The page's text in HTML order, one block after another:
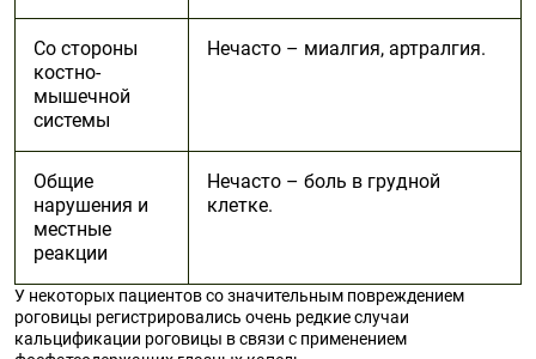
Со стороны
костно-
мышечной
системы
Нечасто – миалгия, артралгия.
Общие
нарушения и
местные
реакции
Нечасто – боль в грудной
клетке.
У некоторых пациентов со значительным повреждением
роговицы регистрировались очень редкие случаи
кальцификации роговицы в связи с применением